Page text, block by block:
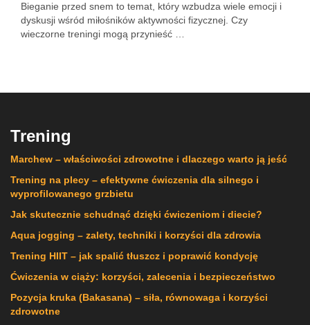
Bieganie przed snem to temat, który wzbudza wiele emocji i
dyskusji wśród miłośników aktywności fizycznej. Czy
wieczorne treningi mogą przynieść …
Trening
Marchew – właściwości zdrowotne i dlaczego warto ją jeść
Trening na plecy – efektywne ćwiczenia dla silnego i
wyprofilowanego grzbietu
Jak skutecznie schudnąć dzięki ćwiczeniom i diecie?
Aqua jogging – zalety, techniki i korzyści dla zdrowia
Trening HIIT – jak spalić tłuszcz i poprawić kondycję
Ćwiczenia w ciąży: korzyści, zalecenia i bezpieczeństwo
Pozycja kruka (Bakasana) – siła, równowaga i korzyści
zdrowotne